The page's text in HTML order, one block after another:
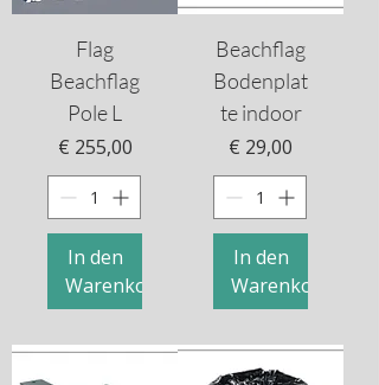
Flag
Beachflag
Pole L
Preis
€ 255,00
In den
Warenkorb
Beachflag
Bodenplat
te indoor
Preis
€ 29,00
In den
Warenkorb